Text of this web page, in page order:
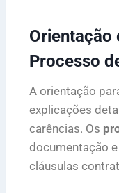
Orientação
Processo
A orientação
explicações
carências. Os
documentação
cláusulas